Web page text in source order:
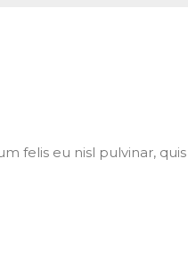
felis eu nisl pulvinar,